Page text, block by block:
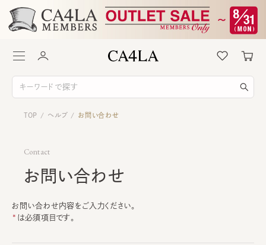
TOP / ヘルプ / お問い合わせ
Contact
お問い合わせ
お問い合わせ内容をご入力ください。
は必須項目です。